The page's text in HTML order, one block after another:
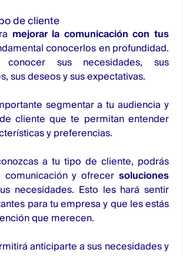
de cliente
mejorar la comunicación con tus
conocerlos en profundidad.
conocer sus necesidades, sus
sus deseos y sus expectativas.
segmentar a tu audiencia y
cliente que te permitan entender
y preferencias.
a tu tipo de cliente, podrás
comunicación y ofrecer soluciones
necesidades. Esto les hará sentir
para tu empresa y que les estás
que merecen.
anticiparte a sus necesidades y